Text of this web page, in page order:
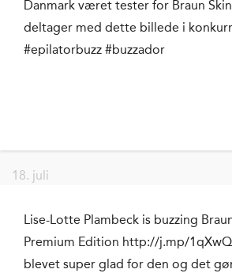
Danmark været tester for Braun
deltager med dette billede i
#epilatorbuzz #buzzador
18. juli
Lise-Lotte Plambeck is buzzing
Premium Edition http://j.mp/
blevet super glad for den og det